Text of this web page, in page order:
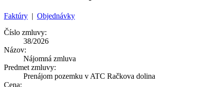
Faktúry | Objednávky
Číslo zmluvy:
38/2026
Názov:
Nájomná zmluva
Predmet zmluvy:
Prenájom pozemku v ATC Račkova dolina
Cena: